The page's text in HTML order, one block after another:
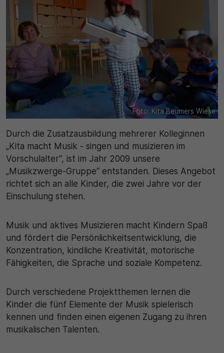
Foto: Kita Beumers Wiese
Durch die Zusatzausbildung mehrerer Kolleginnen
„Kita macht Musik - singen und musizieren im
Vorschulalter“, ist im Jahr 2009 unsere
„Musikzwerge-Gruppe“ entstanden. Dieses Angebot
richtet sich an alle Kinder, die zwei Jahre vor der
Einschulung stehen.
Musik und aktives Musizieren macht Kindern Spaß
und fördert die Persönlichkeitsentwicklung, die
Konzentration, kindliche Kreativität, motorische
Fähigkeiten, die Sprache und soziale Kompetenz.
Durch verschiedene Projektthemen lernen die
Kinder die fünf Elemente der Musik spielerisch
kennen und finden einen eigenen Zugang zu ihren
musikalischen Talenten.
Name
SgCookieOptin.lastPreferences
Anbieter
Cookie Consent / Ahlen
1 Jahr
Zweck
Dieser Wert speichert Ihre Consent-Einstellungen.
Unter anderem eine zufällig generierte ID, für die
historische Speicherung Ihrer vorgenommen
Einstellungen, falls der Webseiten-Betreiber dies
eingestellt hat.
Matomo
Laufzeit
1 Jahr
Zweck
Wird für statistische Zwecke verwendet, um Details
wie die eindeutige Besucher-ID zu speichern.
Name
_pk_ses\..*$
Anbieter
Matomo
Laufzeit
Zweck
Wird für statistische Zwecke verwendet, um
vorübergehende Daten des Besuchs zu speichern.